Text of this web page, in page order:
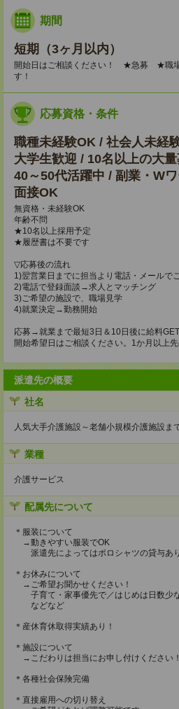
期間
短期（3ヶ月以内）
開始日はご相談ください！ ★急募 ★職場
す！
応募資格・条件
職種未経験OK / 社会人未経
大学生歓迎 / 10名以上の大
40～50代活躍中 / 副業・W
面接OK
無資格・未経験OK
年齢不問
★10名以上採用予定
★履歴書は不要です
▽応募後の流れ
1)翌営業日までに担当より電話・メールで
2)電話で登録面談→求人とマッチング
3)ご希望の施設で、職場見学
4)就業決定→勤務開始
応募→就業まで最短3日＆10日後に給料GET
開始希望日はご相談ください。1か月以上先
派遣先の概要
社名
人気大手介護施設～老舗小規模介護施設ま
業種
介護サービス
配属先について
＊服装について
→動きやすい服装でOK
派遣先によってはポロシャツの貸与あり
＊お休みについて
→ご希望お聞かせください！
子育て・家事優先で／はじめは日数少
などなど
＊産休育休取得実績あり！
＊施設について
→こだわりは担当にお申し付けください！
＊各種社会保険完備
＊直接雇用への切り替え